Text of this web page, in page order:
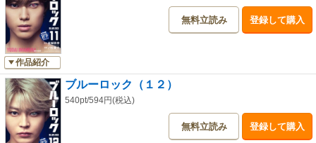
勝利の鍵は『FLOW』!”青い監獄”が更なる進化を目論むその時、驚愕のス
トライカーがU-20へと参戦して──？ 敗ければ終わる、世紀の一戦!! 刮
目せよニッポン！ 俺らの”エゴイズム”!!
作品紹介
無料立読み 登録して購入
ブルーロック（１２）
540pt/594円(税込)
無料立読み 登録して購入